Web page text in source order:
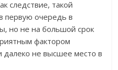
следствие, такой
первую очередь в
но не на большой срок
фактором
далеко не высшее место в